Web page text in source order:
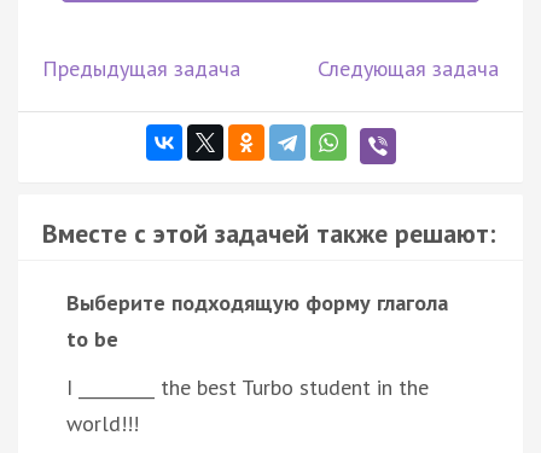
Предыдущая задача Следующая задача
Вместе с этой задачей также решают:
Выберите подходящую форму глагола
to be
I _________ the best Turbo student in the
world!!!